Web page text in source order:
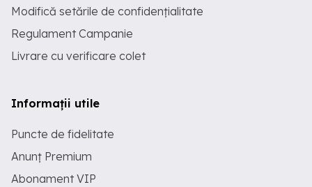
Modifică setările de confidențialitate
Regulament Campanie
Livrare cu verificare colet
Informații utile
Puncte de fidelitate
Anunț Premium
Abonament VIP